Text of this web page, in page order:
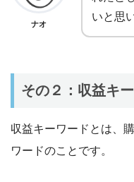
ナオ
いと思
その２：収益キ
収益キーワードとは、
ワードのことです。